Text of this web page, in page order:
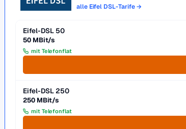
alle Eifel DSL-Tarife →
Eifel-DSL 50
50 MBit/s
mit Telefonflat
Eifel-DSL 250
250 MBit/s
mit Telefonflat